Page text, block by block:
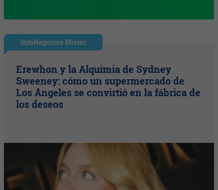
InfoNegocios Miami
Erewhon y la Alquimia de Sydney
Sweeney: cómo un supermercado de
Los Ángeles se convirtió en la fábrica de
los deseos